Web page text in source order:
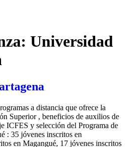
Universidad
a distancia que ofrece la
Superior , beneficios de auxilios de
ICFES y selección del Programa de
: 35 jóvenes inscritos en
en Magangué, 17 jóvenes inscritos